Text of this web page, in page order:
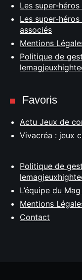
Les super-
Les super-
associés
Mentions
Politique de
Favoris
Actu Jeux de
Vivacréa : jeux
Politique de
L’équipe du
Mentions
Contact